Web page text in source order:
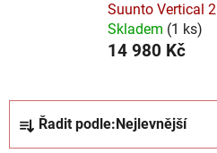
Suunto Vertical 2
Skladem (1 ks)
14 980 Kč
Řadit podle: Nejlevnější